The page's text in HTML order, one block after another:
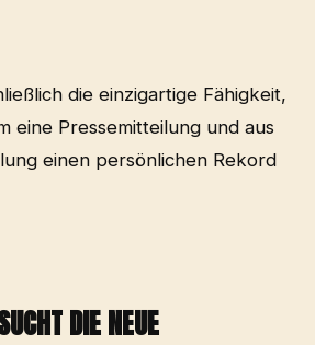
die einzigartige Fähigkeit,
eine Pressemitteilung und aus
einen persönlichen Rekord
DIE NEUE